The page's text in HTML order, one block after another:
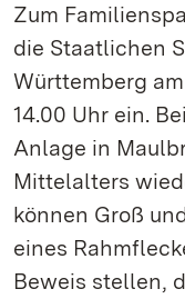
Zum
die Staatlichen
Württemberg
14.00 Uhr ein.
Anlage in
Mittelalters
können Groß
eines
Beweis stellen,